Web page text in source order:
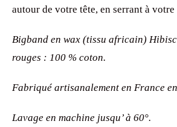
autour de votre tête, en serrant à votre
Bigband en wax (tissu africain)
rouges : 100 % coton.
Fabriqué artisanalement en France
Lavage en machine jusqu’ à 60°.